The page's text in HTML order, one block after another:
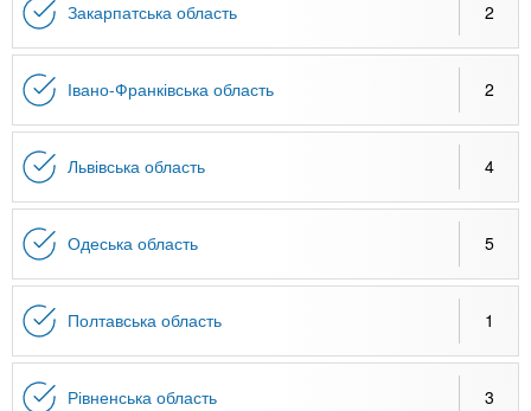
o
Закарпатська область 2
Івано-Франківська область 2
Львівська область 4
Одеська область 5
Полтавська область 1
Рівненська область 3